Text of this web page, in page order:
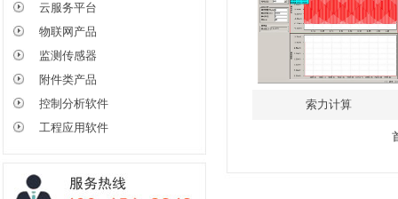
云服务平台
物联网产品
监测传感器
附件类产品
控制分析软件
工程应用软件
索力计算